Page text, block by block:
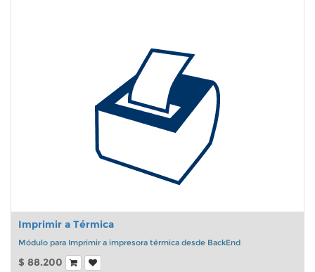
Imprimir a Térmica
Módulo para Imprimir a impresora térmica desde BackEnd
$ 88.200